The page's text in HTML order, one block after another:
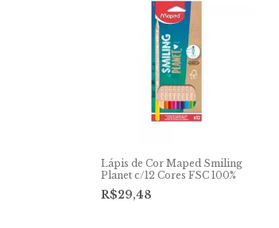
Lápis de Cor Maped Smiling
Planet c/12 Cores FSC 100%
R$29,48